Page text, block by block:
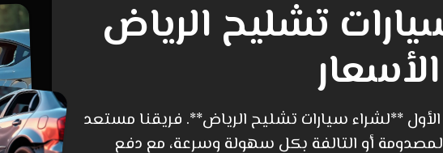
تشليح الرياض
**لشراء سيارات تشليح الرياض**. فريقنا مستعد
أو التالفة بكل سهولة وسرعة، مع دفع